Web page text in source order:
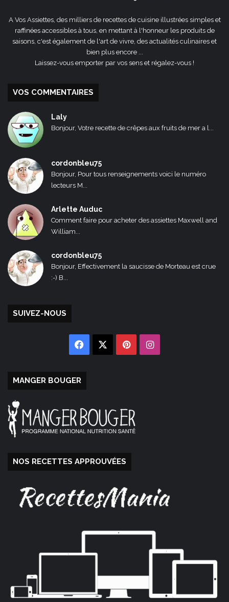
A Vos Assiettes, des milliers de recettes de cuisine illustrées simples et
raffinées accessibles à tous, en mettant à l'honneur les produits de
saisons, c'est également de l'art de vivre, des actualités culinaires et
bien plus encore ...
Laissez-vous emporter par vos sens et régalez-vous !
VOS COMMENTAIRES
Laly
Bonjour, Votre recette de crêpes aux fruits de mer a l...
cordonbleu75
Bonjour, Pour tous renseignements voici le numéro
lecteurs M...
Arlette Auduc
Comment faire pour acheter des assiettes Maxwell and
William...
cordonbleu75
Bonjour, Effectivement la saucisse de Morteau est crue
:-) B...
SUIVEZ-NOUS
Facebook PinterestInstagram
MANGER BOUGER
NOS RECETTES APPROUVÉES